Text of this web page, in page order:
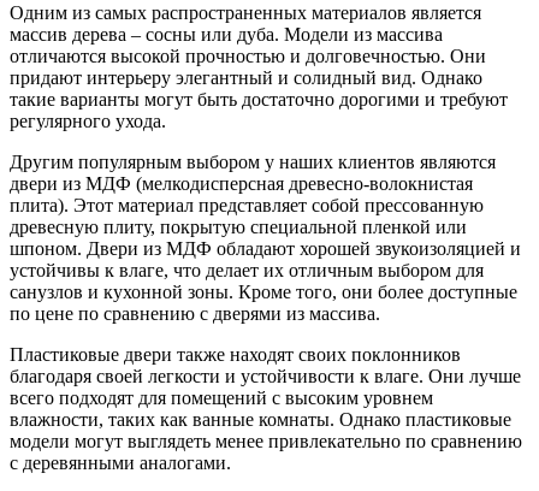
Одним из самых распространенных материалов является
массив дерева – сосны или дуба. Модели из массива
отличаются высокой прочностью и долговечностью. Они
придают интерьеру элегантный и солидный вид. Однако
такие варианты могут быть достаточно дорогими и требуют
регулярного ухода.
Другим популярным выбором у наших клиентов являются
двери из МДФ (мелкодисперсная древесно-волокнистая
плита). Этот материал представляет собой прессованную
древесную плиту, покрытую специальной пленкой или
шпоном. Двери из МДФ обладают хорошей звукоизоляцией и
устойчивы к влаге, что делает их отличным выбором для
санузлов и кухонной зоны. Кроме того, они более доступные
по цене по сравнению с дверями из массива.
Пластиковые двери также находят своих поклонников
благодаря своей легкости и устойчивости к влаге. Они лучше
всего подходят для помещений с высоким уровнем
влажности, таких как ванные комнаты. Однако пластиковые
модели могут выглядеть менее привлекательно по сравнению
с деревянными аналогами.